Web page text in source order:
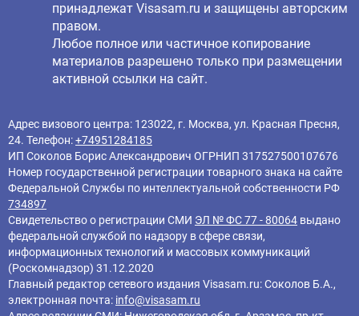
принадлежат Visasam.ru и защищены авторским
правом.
Любое полное или частичное копирование
материалов разрешено только при размещении
активной ссылки на сайт.
Адрес визового центра: 123022, г. Москва, ул. Красная Пресня,
24. Телефон:+74951284185
ИП Соколов Борис Александрович ОГРНИП 317527500107676
Номер государственной регистрации товарного знака на сайте
Федеральной Службы по интеллектуальной собственности РФ
734897
Свидетельство о регистрации СМИ ЭЛ № ФС 77 - 80064 выдано
федеральной службой по надзору в сфере связи,
информационных технологий и массовых коммуникаций
(Роскомнадзор) 31.12.2020
Главный редактор cетевого издания Visasam.ru: Соколов Б.А.,
электронная почта: info@visasam.ru